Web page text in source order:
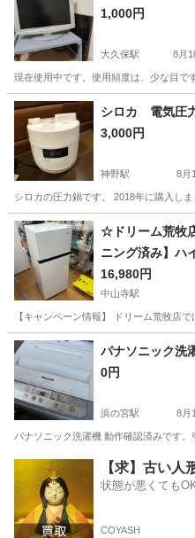
1,000円
大久保駅 8月
現在使用中です。使用頻度は、少な目で
兵庫 明石市 大久保駅 テレビ
シロカ 電気圧
3,000円
神野駅 8月
シロカの圧力鍋です。 2018年に購入し
兵庫 加古川市 神野駅 キッ
☆ドリーム荒牧
ニング済み】ハ
124L/2025年製
16,980円
中山寺駅
【キャンペーン情報】 ドリーム荒牧店
兵庫 伊丹市 中山寺駅 キッ
パナソニック洗
0円
浜の宮駅 8月
パナソニック洗濯機 動作確認済みです。
浜の宮駅 生
【求】古い人
状態が悪くても
COYASH